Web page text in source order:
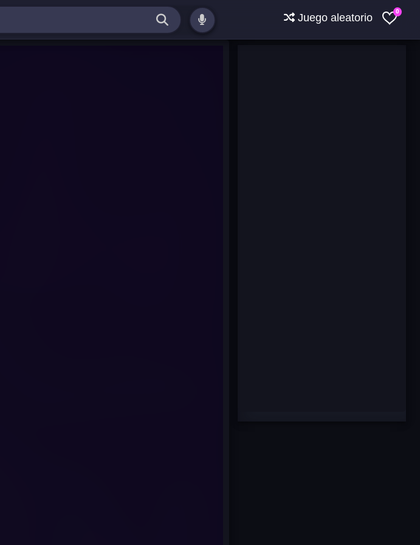
0
Juego aleatorio